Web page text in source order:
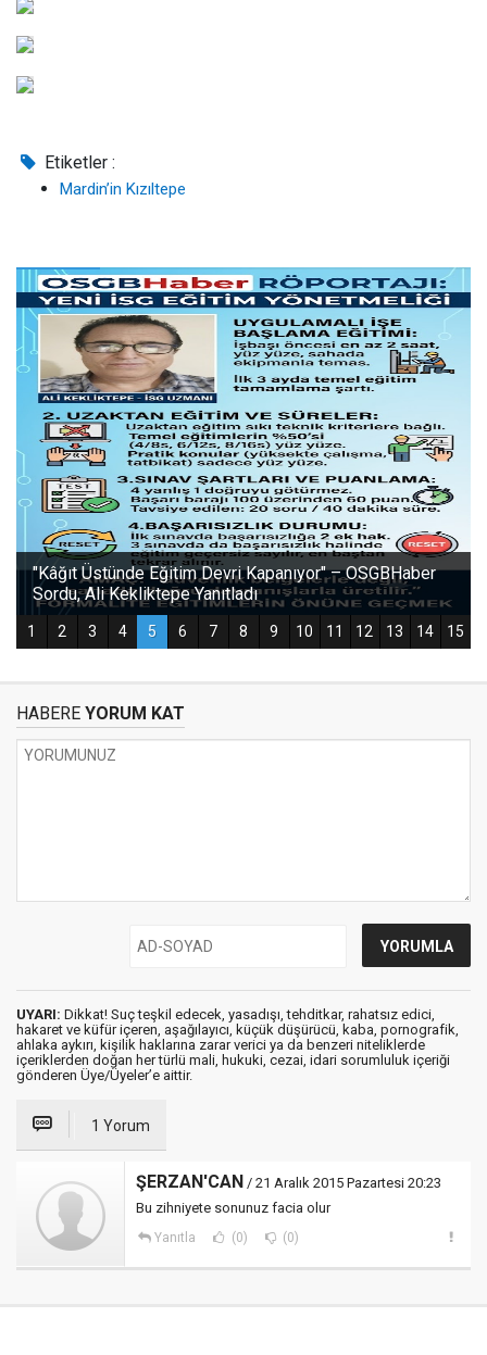
Etiketler :
Mardin’in Kızıltepe
HABERE YORUM KAT
UYARI: Dikkat! Suç teşkil edecek, yasadışı, tehditkar, rahatsız edici,
hakaret ve küfür içeren, aşağılayıcı, küçük düşürücü, kaba, pornografik,
ahlaka aykırı, kişilik haklarına zarar verici ya da benzeri niteliklerde
içeriklerden doğan her türlü mali, hukuki, cezai, idari sorumluluk içeriği
gönderen Üye/Üyeler’e aittir.
1 Yorum
ŞERZAN'CAN / 21 Aralık 2015 Pazartesi 20:23
Bu zihniyete sonunuz facia olur
Yanıtla (0) (0)